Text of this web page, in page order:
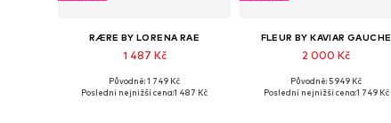
RÆRE BY LORENA RAE
1 487 Kč
Dostupné velikosti: 38, 40, 42, 44
Původně: 1 749 Kč
Poslední nejnižší cena:1 487 Kč
FLEUR BY KAVIAR GAUCHE
2 000 Kč
Původně: 5 949 Kč
Poslední nejnižší cena:1 749 Kč